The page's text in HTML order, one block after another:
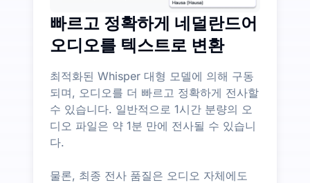
빠르고 정확하게 네덜란드어
오디오를 텍스트로 변환
최적화된 Whisper 대형 모델에 의해 구동
되며, 오디오를 더 빠르고 정확하게 전사할
수 있습니다. 일반적으로 1시간 분량의 오
디오 파일은 약 1분 만에 전사될 수 있습니
다.
물론, 최종 전사 품질은 오디오 자체에도